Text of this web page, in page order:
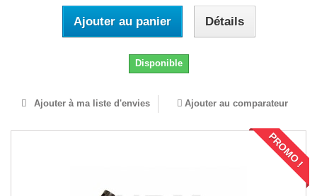
Ajouter au panier Détails
Disponible
Ajouter à ma liste d'envies Ajouter au comparateur
PROMO !